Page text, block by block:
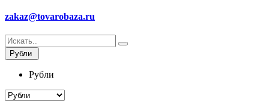
zakaz@tovarobaza.ru
Рубли
Рубли